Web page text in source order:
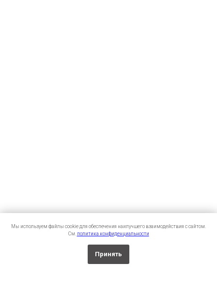
Мы используем файлы cookie для обеспечения наилучшего взаимодействия с сайтом.
См. политика конфиденциальности
Принять